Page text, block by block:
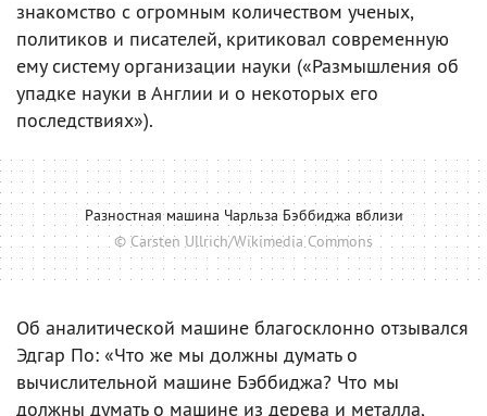
знакомство с огромным количеством ученых,
политиков и писателей, критиковал современную
ему систему организации науки («Размышления об
упадке науки в Англии и о некоторых его
последствиях»).
Разностная машина Чарльза Бэббиджа вблизи
© Carsten Ullrich/Wikimedia Commons
Об аналитической машине благосклонно отзывался
Эдгар По: «Что же мы должны думать о
вычислительной машине Бэббиджа? Что мы
должны думать о машине из дерева и металла,